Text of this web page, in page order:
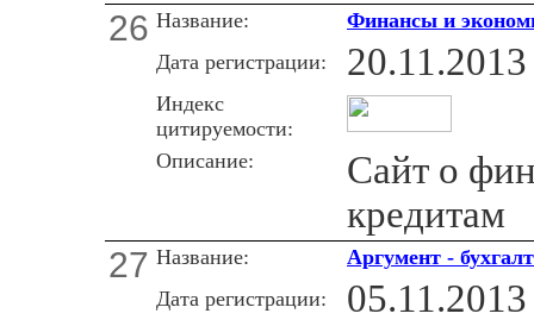
26 Название:
Финансы и
Дата регистрации:
20.11.2013
Индекс
цитируемости:
Описание:
Сайт о
кредитам
27 Название:
Аргумент -
Дата регистрации:
05.11.2013